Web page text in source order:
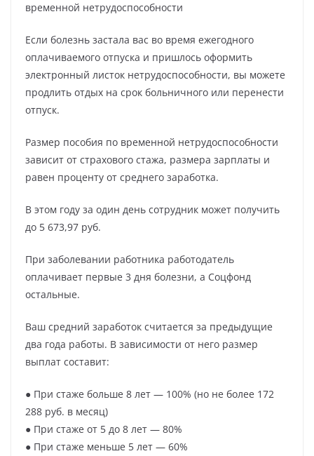
временной нетрудоспособности
Если болезнь застала вас во время ежегодного
оплачиваемого отпуска и пришлось оформить
электронный листок нетрудоспособности, вы можете
продлить отдых на срок больничного или перенести
отпуск.
Размер пособия по временной нетрудоспособности
зависит от страхового стажа, размера зарплаты и
равен проценту от среднего заработка.
В этом году за один день сотрудник может получить
до 5 673,97 руб.
При заболевании работника работодатель
оплачивает первые 3 дня болезни, а Соцфонд
остальные.
Ваш средний заработок считается за предыдущие
два года работы. В зависимости от него размер
выплат составит:
● При стаже больше 8 лет — 100% (но не более 172
288 руб. в месяц)
● При стаже от 5 до 8 лет — 80%
● При стаже меньше 5 лет — 60%